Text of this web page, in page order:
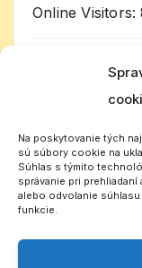
Na poskytovanie tých
sú súbory cookie na
Súhlas s týmito
správanie pri
alebo odvolanie
funkcie.
Online Visitors:
Today's